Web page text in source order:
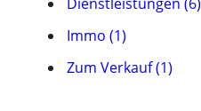
Immo (1)
Zum Verkauf (1)